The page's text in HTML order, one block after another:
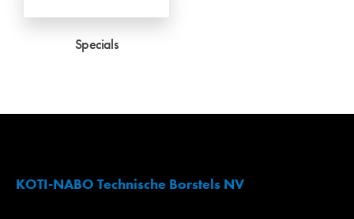
Specials
KOTI-NABO Technische Borstels NV